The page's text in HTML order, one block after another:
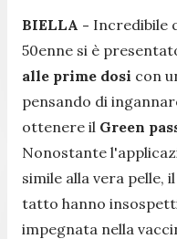
BIELLA - Incredibile
50enne si è
alle prime dosi con
pensando di
ottenere il Green
Nonostante
simile alla vera pelle,
tatto hanno
impegnata nella